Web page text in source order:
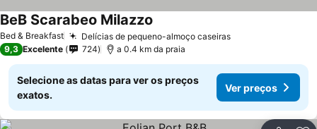
Bed & Breakfast Delícias de pequeno-almoço caseiras
BeB Scarabeo Milazzo
9,3 Excelente 724 a 0.4 km da praia
Selecione as datas para ver os preços
exatos.
Ver preços